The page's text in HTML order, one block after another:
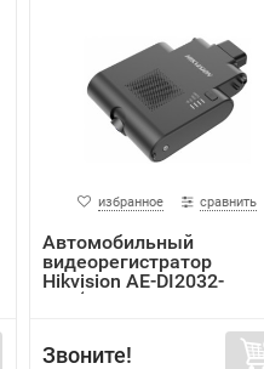
избранное сравнить
Автомобильный
видеорегистратор
Hikvision AE-DI2032-
G40(In...
Звоните!